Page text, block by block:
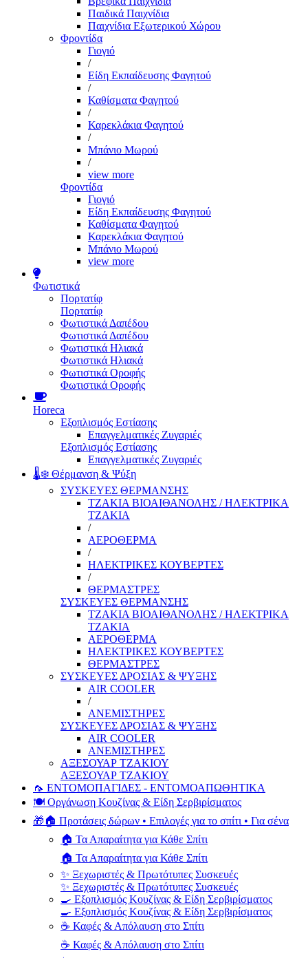
Παιδικά Παιχνίδια
Παιχνίδια Εξωτερικού Χώρου
Φροντίδα
Γιογιό
/
Είδη Εκπαίδευσης Φαγητού
/
Καθίσματα Φαγητού
/
Καρεκλάκια Φαγητού
/
Μπάνιο Μωρού
/
view more
Φροντίδα
Γιογιό
Είδη Εκπαίδευσης Φαγητού
Καθίσματα Φαγητού
Καρεκλάκια Φαγητού
Μπάνιο Μωρού
view more
Φωτιστικά
Πορτατίφ
Πορτατίφ
Φωτιστικά Δαπέδου
Φωτιστικά Δαπέδου
Φωτιστικά Ηλιακά
Φωτιστικά Ηλιακά
Φωτιστικά Οροφής
Φωτιστικά Οροφής
Horeca
Εξοπλισμός Εστίασης
Επαγγελματικές Ζυγαριές
Εξοπλισμός Εστίασης
Επαγγελματικές Ζυγαριές
🌡️❄️ Θέρμανση & Ψύξη
ΣΥΣΚΕΥΕΣ ΘΕΡΜΑΝΣΗΣ
ΤΖΑΚΙΑ ΒΙΟΑΙΘΑΝΟΛΗΣ / ΗΛΕΚΤΡΙΚΑ
ΤΖΑΚΙΑ
/
ΑΕΡΟΘΕΡΜΑ
/
ΗΛΕΚΤΡΙΚΕΣ ΚΟΥΒΕΡΤΕΣ
/
ΘΕΡΜΑΣΤΡΕΣ
ΣΥΣΚΕΥΕΣ ΘΕΡΜΑΝΣΗΣ
ΤΖΑΚΙΑ ΒΙΟΑΙΘΑΝΟΛΗΣ / ΗΛΕΚΤΡΙΚΑ
ΤΖΑΚΙΑ
ΑΕΡΟΘΕΡΜΑ
ΗΛΕΚΤΡΙΚΕΣ ΚΟΥΒΕΡΤΕΣ
ΘΕΡΜΑΣΤΡΕΣ
ΣΥΣΚΕΥΕΣ ΔΡΟΣΙΑΣ & ΨΥΞΗΣ
AIR COOLER
/
ΑΝΕΜΙΣΤΗΡΕΣ
ΣΥΣΚΕΥΕΣ ΔΡΟΣΙΑΣ & ΨΥΞΗΣ
AIR COOLER
ΑΝΕΜΙΣΤΗΡΕΣ
ΑΞΕΣΟΥΑΡ ΤΖΑΚΙΟΥ
ΑΞΕΣΟΥΑΡ ΤΖΑΚΙΟΥ
🦟 ΕΝΤΟΜΟΠΑΓΙΔΕΣ - ΕΝΤΟΜΟΑΠΩΘΗΤΙΚΑ
🍽️ Οργάνωση Κουζίνας & Είδη Σερβιρίσματος
🎁🏠 Προτάσεις δώρων • Επιλογές για το σπίτι • Για σένα
🏠 Τα Απαραίτητα για Κάθε Σπίτι
🏠 Τα Απαραίτητα για Κάθε Σπίτι
✨ Ξεχωριστές & Πρωτότυπες Συσκευές
✨ Ξεχωριστές & Πρωτότυπες Συσκευές
🍳 Εξοπλισμός Κουζίνας & Είδη Σερβιρίσματος
🍳 Εξοπλισμός Κουζίνας & Είδη Σερβιρίσματος
☕ Καφές & Απόλαυση στο Σπίτι
☕ Καφές & Απόλαυση στο Σπίτι